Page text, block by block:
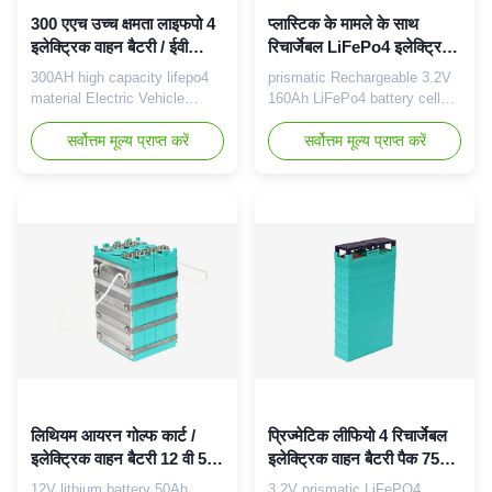
300 एएच उच्च क्षमता लाइफपो 4
इलेक्ट्रिक वाहन बैटरी / ईवी
लिथियम आयन बैटरी पैक
300AH high capacity lifepo4
material Electric Vehicle
Battery Specifications Good
performance under high and
low temperature; Good safety
Electric vehicle Golf cart
Electric motorcycle Electric
boat Electric forklift ...
सर्वोत्तम मूल्य प्राप्त करें
प्लास्टिक के मामले के साथ
रिचार्जेबल LiFePo4 इलेक्ट्रिक
वाहन बैटरी सेल 12V 160Ah
prismatic Rechargeable 3.2V
160Ah LiFePo4 battery cell
with plastic case for EV,
trolley bus GBS-LFP160Ah
Applications: Electric bike,
pedicabs, motorscooters,
motorcycles, LEV and etc
Item Specification Remark ...
सर्वोत्तम मूल्य प्राप्त करें
लिथियम आयरन गोल्फ कार्ट /
इलेक्ट्रिक वाहन बैटरी 12 वी 50
एएच विश्वसनीय प्रदर्शन
प्रिज्मेटिक लीफियो 4 रिचार्जेबल
इलेक्ट्रिक वाहन बैटरी पैक 75
एएच 3.2 वी इको फ्रेंडली